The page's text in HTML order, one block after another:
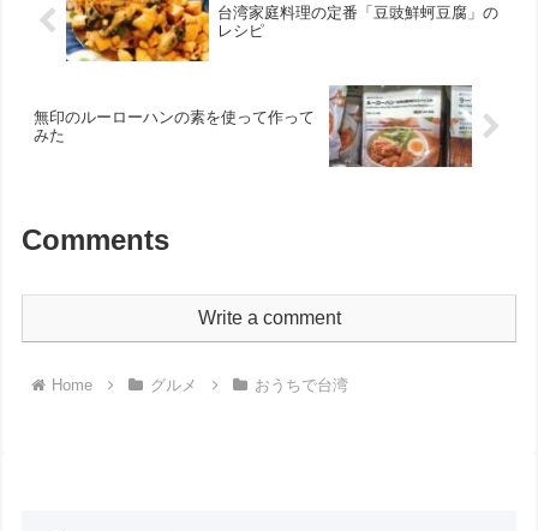
台湾家庭料理の定番「豆豉鮮蚵豆腐」の
レシピ
無印のルーローハンの素を使って作って
みた
Comments
Write a comment
Home グルメ おうちで台湾